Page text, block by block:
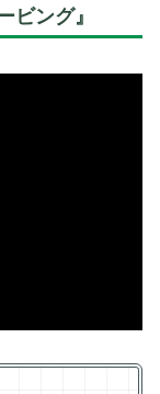
ビング』